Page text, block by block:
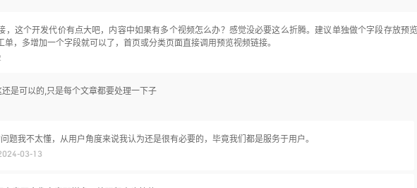
，这个开发代价有点大吧，内容中如果有多个视频怎么办？感觉没必要这么折腾。建议单独做个字段存放预览
单，多增加一个字段就可以了，首页或分类页面直接调用预览视频链接。
是可以的,只是每个文章都要处理一下子
题我不太懂，从用户角度来说我认为还是很有必要的，毕竟我们都是服务于用户。
03-13